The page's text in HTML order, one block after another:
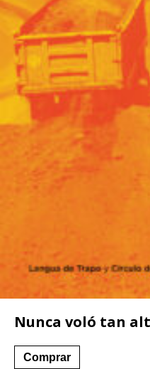
Nunca voló tan
Comprar